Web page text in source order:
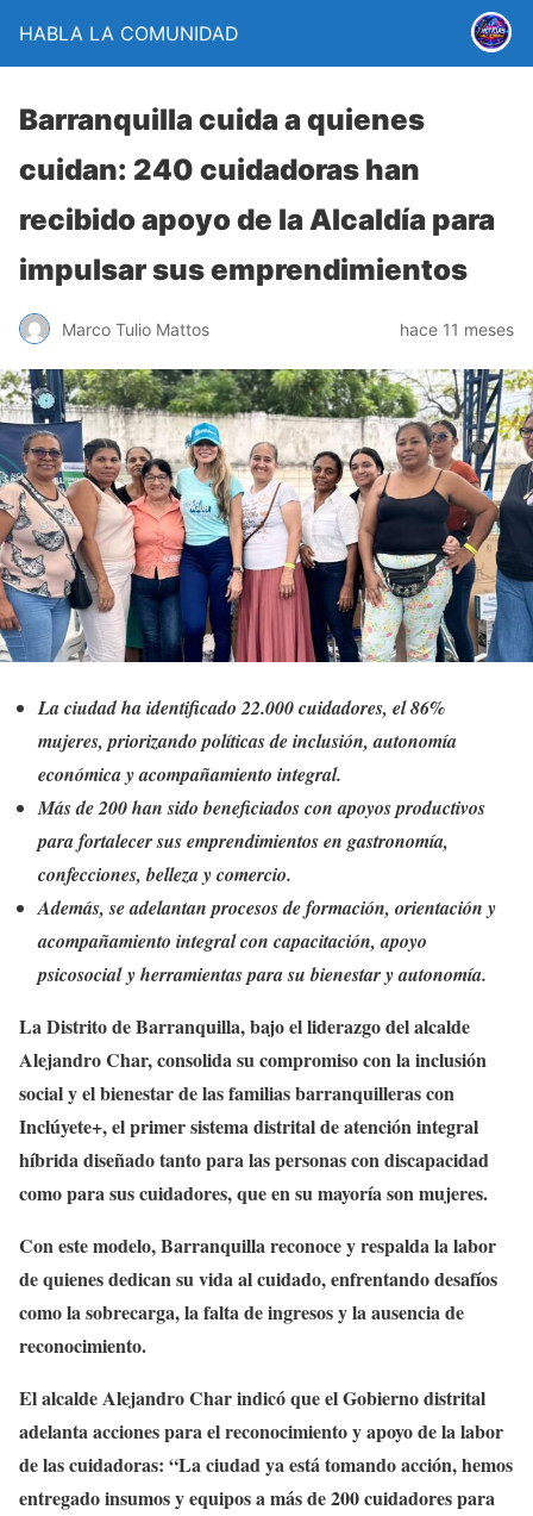
HABLA LA COMUNIDAD
Barranquilla cuida a quienes
cuidan: 240 cuidadoras han
recibido apoyo de la Alcaldía para
impulsar sus emprendimientos
Marco Tulio Mattos hace 11 meses
La ciudad ha identificado 22.000 cuidadores, el 86%
mujeres, priorizando políticas de inclusión, autonomía
económica y acompañamiento integral.
Más de 200 han sido beneficiados con apoyos productivos
para fortalecer sus emprendimientos en gastronomía,
confecciones, belleza y comercio.
Además, se adelantan procesos de formación, orientación y
acompañamiento integral con capacitación, apoyo
psicosocial y herramientas para su bienestar y autonomía.
La Distrito de Barranquilla, bajo el liderazgo del alcalde
Alejandro Char, consolida su compromiso con la inclusión
social y el bienestar de las familias barranquilleras con
Inclúyete+, el primer sistema distrital de atención integral
híbrida diseñado tanto para las personas con discapacidad
como para sus cuidadores, que en su mayoría son mujeres.
Con este modelo, Barranquilla reconoce y respalda la labor
de quienes dedican su vida al cuidado, enfrentando desafíos
como la sobrecarga, la falta de ingresos y la ausencia de
reconocimiento.
El alcalde Alejandro Char indicó que el Gobierno distrital
adelanta acciones para el reconocimiento y apoyo de la labor
de las cuidadoras: “La ciudad ya está tomando acción, hemos
entregado insumos y equipos a más de 200 cuidadores para